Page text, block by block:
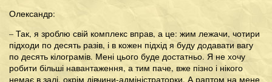
Олександр:
– Так, я зроблю свій комплекс вправ, а це: жим лежачи, чотири
підходи по десять разів, і в кожен підхід я буду додавати вагу
по десять кілограмів. Мені цього буде достатньо. Я не хочу
робити більші навантаження, а тим паче, вже пізно і нікого
немає в залі, окрім дівчини-адміністраторки. А раптом на мене